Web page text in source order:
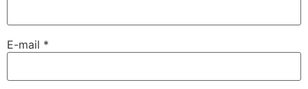
E-mail *